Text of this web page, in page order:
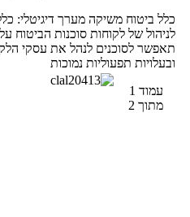
לניהול של לקוחות סוכנות הביטוח
תאפשר לסוכנים לנהל את עסקי
ובעלויות תפעוליות נמוכות
עמוד 1
מתוך 2